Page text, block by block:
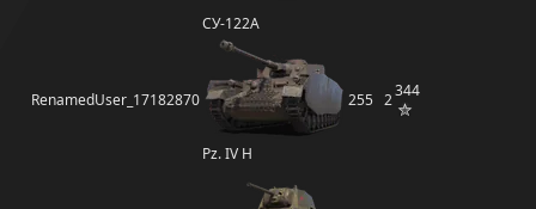
СУ-122А
RenamedUser_17182870
Pz. IV H
255 2344